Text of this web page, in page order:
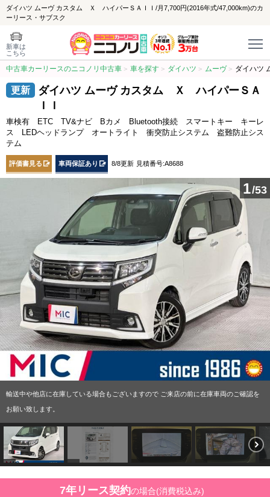
ダイハツ ムーヴ カスタム Ｘ ハイパーＳＡＩＩ/月7,700円(2016年式/47,000km)のカ
ーリース・サブスク
新車は
こちら
中古車カーリースのニコノリ中古車 車を探す ダイハツ ムーヴ ダイハツ
ダイハツ ムーヴ カスタム Ｘ ハイパーＳＡ
車検有 ETC TV&ナビ Bカメ Bluetooth接続 スマートキー キーレ
ス LEDヘッドランプ オートライト 衝突防止システム 盗難防止シス
テム
評価書見る 車両保証あり 8/8更新 見積番号:A8688
1/53
輸送中や他店に在庫している場合もございますので ご来店の前に在庫車両のご確認を
お願い致します。
7年リース契約の場合(消費税込み)